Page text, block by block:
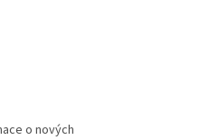
o nových